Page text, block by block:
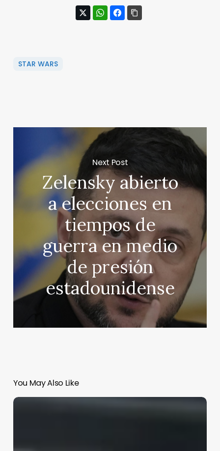
STAR WARS
Next Post
Zelensky abierto
a elecciones en
tiempos de
guerra en medio
de presión
estadounidense
You May Also Like
Sale